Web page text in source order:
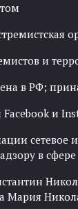
и
в РФ;
и
сетевое
в
Мария